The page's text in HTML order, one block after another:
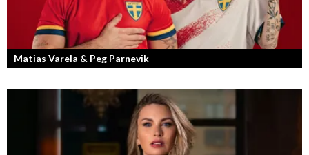
Matias Varela & Peg Parnevik
Här i Sverige så finns det en bred mix av olika nationaliteter från hela
världen och många svenskar har en annan grundnationalitet...